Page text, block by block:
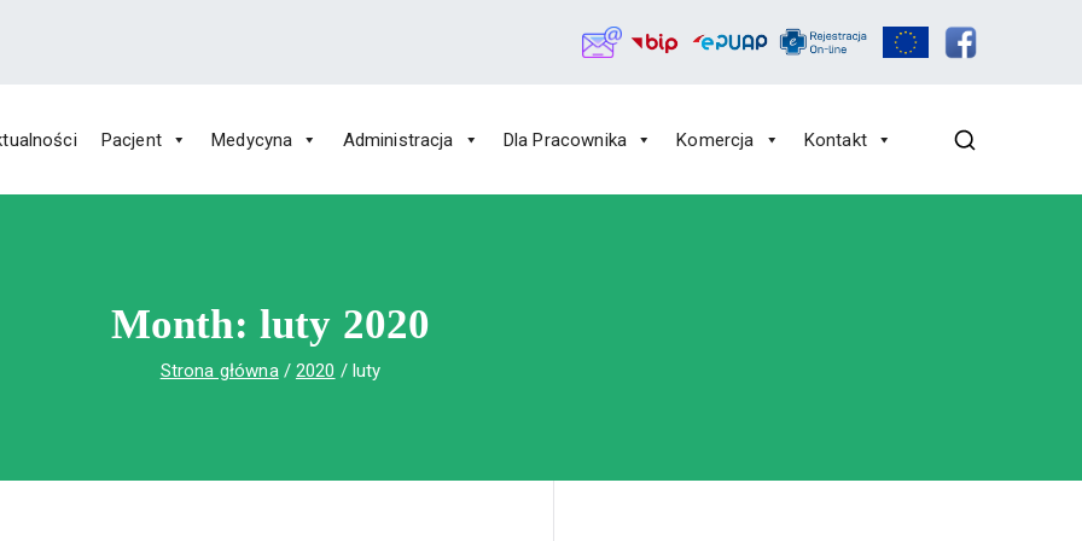
Św. Rafała w Czerwonej Górze
Rafała w Czerwonej Górze
Pacjent Medycyna Administracja Dla Pracownika Komercja Kontakt
Month: luty 2020
Strona główna 2020 luty